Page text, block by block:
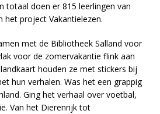
totaal doen er 815 leerlingen van
het project Vakantielezen.
met de Bibliotheek Salland voor
voor de zomervakantie flink aan
houden ze met stickers bij
hun verhalen. Was het een grappig
Ging het verhaal over voetbal,
Van het Dierenrijk tot